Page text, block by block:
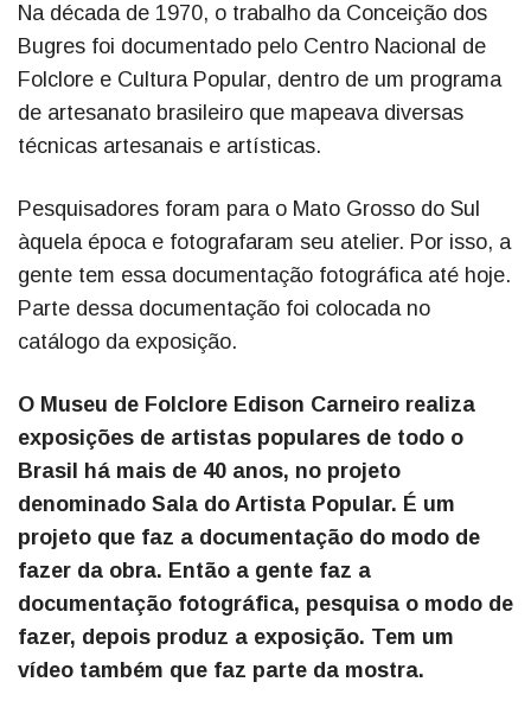
Na década de 1970, o trabalho da Conceição dos
Bugres foi documentado pelo Centro Nacional de
Folclore e Cultura Popular, dentro de um programa
de artesanato brasileiro que mapeava diversas
técnicas artesanais e artísticas.
Pesquisadores foram para o Mato Grosso do Sul
àquela época e fotografaram seu atelier. Por isso, a
gente tem essa documentação fotográfica até hoje.
Parte dessa documentação foi colocada no
catálogo da exposição.
O Museu de Folclore Edison Carneiro realiza
exposições de artistas populares de todo o
Brasil há mais de 40 anos, no projeto
denominado Sala do Artista Popular. É um
projeto que faz a documentação do modo de
fazer da obra. Então a gente faz a
documentação fotográfica, pesquisa o modo de
fazer, depois produz a exposição. Tem um
vídeo também que faz parte da mostra.